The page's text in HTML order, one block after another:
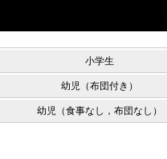
小学生
幼児（布団付き）
幼児（食事なし，布団なし）